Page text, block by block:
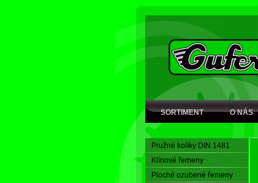
SORTIMENT O NÁS
Pružné kolíky DIN 1481
Klínové řemeny
Ploché ozubené řemeny